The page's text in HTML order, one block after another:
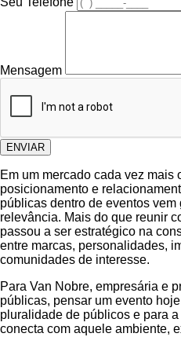
Mensagem
ENVIAR
Em um mercado cada vez mais
posicionamento e
públicas dentro de eventos
relevância. Mais do que reunir
passou a ser estratégico na
entre marcas, personalidades,
comunidades de interesse.
Para Van Nobre, empresária e
públicas, pensar um evento
pluralidade de públicos e para
conecta com aquele ambiente,